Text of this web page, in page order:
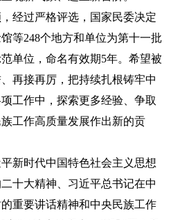
经过严格评选，国家民委决定
等248个地方和单位为第十一批
单位，命名有效期5年。希望被
再接再厉，把持续扎根铸牢中
工作中，探索更多经验、争取
工作高质量发展作出新的贡
新时代中国特色社会主义思想
十大精神、习近平总书记在中
重要讲话精神和中央民族工作